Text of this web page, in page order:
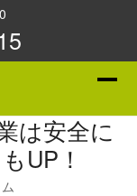
は安全に
UP！